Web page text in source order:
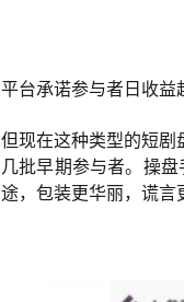
平台承诺参与者日收益
但现在这种类型的短剧
几批早期参与者。操
途，包装更华丽，谎言